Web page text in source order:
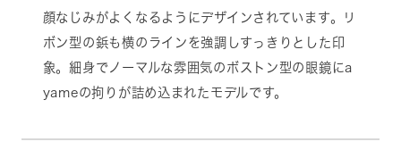
顔なじみがよくなるようにデザインされています。リ
ボン型の鋲も横のラインを強調しすっきりとした印
象。細身でノーマルな雰囲気のボストン型の眼鏡にa
yameの拘りが詰め込まれたモデルです。